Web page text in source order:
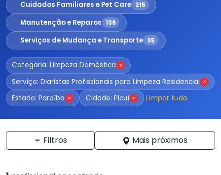
Cuidados Familiares e Pet Care 215
Manutenção e Reparos 139
Serviços de Mudança e Transporte 35
Categoria: Limpeza Doméstica ×
Serviço: Diaristas Profissionais para Limpeza Residencial ×
Estado: Paraíba × Cidade: Picuí × Limpar tudo
Filtros Mais próximos